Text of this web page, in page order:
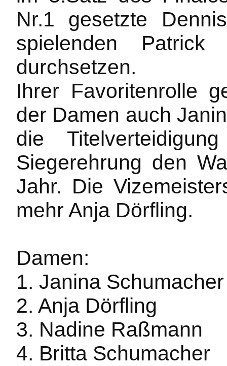
Nr.1 gesetzte
spielenden
durchsetzen.
Ihrer Favoritenrolle
der Damen auch
die
Siegerehrung den
Jahr. Die
mehr Anja Dörfling.
Damen:
1. Janina Schumacher
2. Anja Dörfling
3. Nadine Raßmann
4. Britta Schumacher